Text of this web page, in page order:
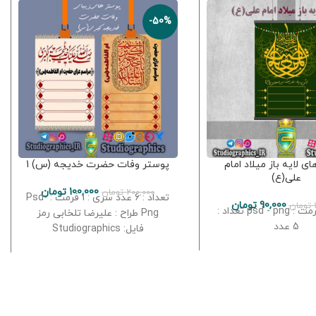
لایه باز میلاد امام
علی(ع)
تومان 90,000 تومان
سری : 1 فرمت : psd - png تعداد :
5 عدد
-50%
پوستر وفات حضرت خدیجه (س) 1
200,000 تومان 100,000 تومانتعداد : 6 عدد سری : 1 فرمت : Psd-
Png طراح : علیرضا تلخابی رمز
فایل: Studiographics